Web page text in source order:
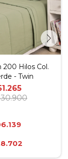
200 Hilos Col.
- Twin